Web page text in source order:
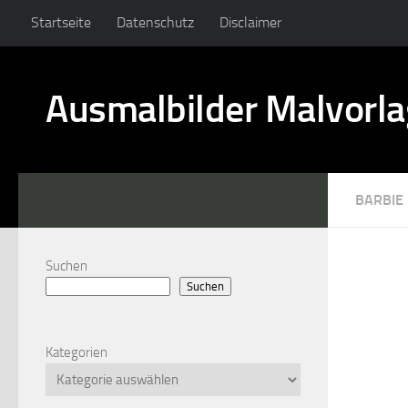
Startseite Datenschutz Disclaimer
Ausmalbilder
BARBIE
Suchen
Suchen
Kategorien